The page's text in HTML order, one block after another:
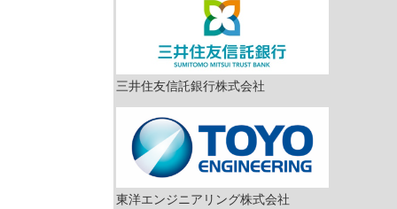
三井住友信託銀行株式会社
東洋エンジニアリング株式会社